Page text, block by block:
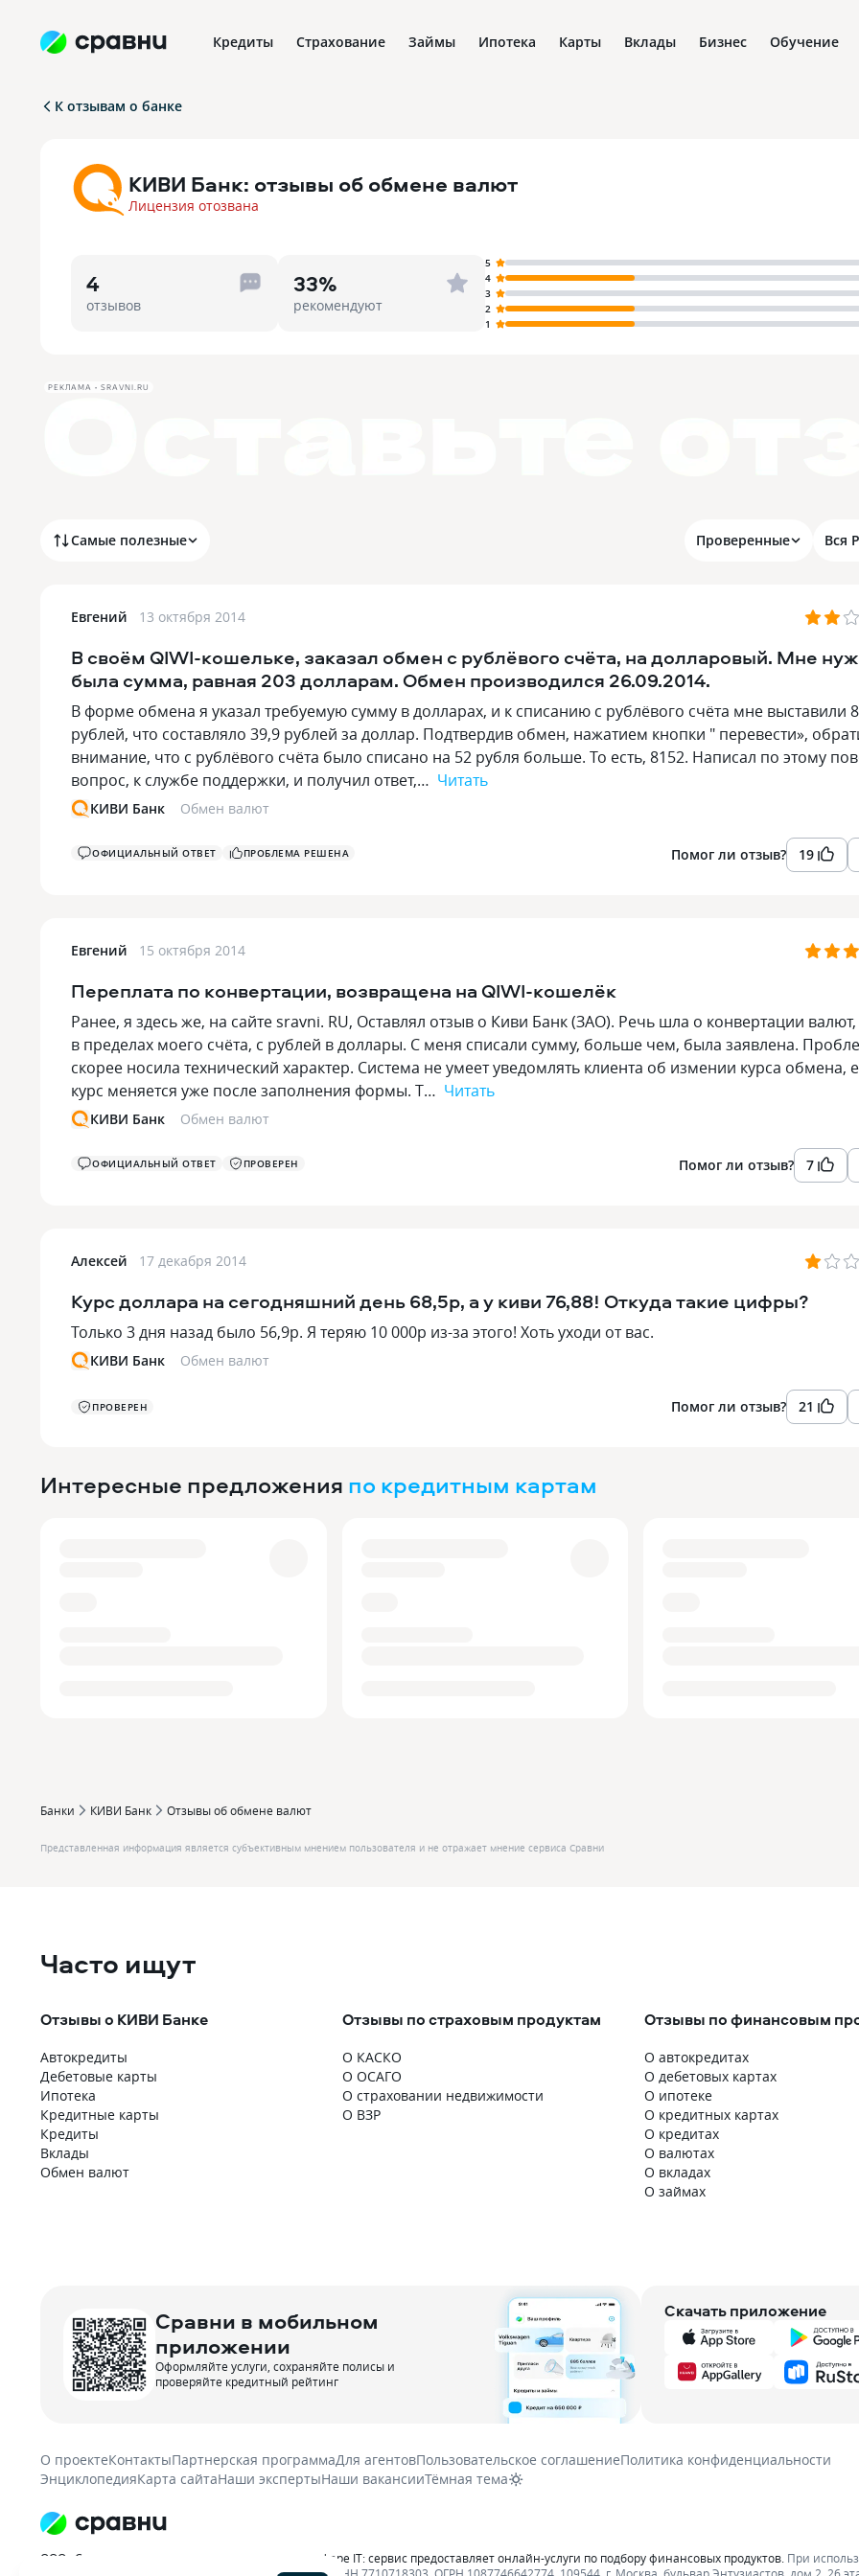
Кредиты Страхование Займы Ипотека Карты Вклады Бизнес Обучение
К отзывам о банке
КИВИ Банк: отзывы об обмене валют
Лицензия отозвана
4
отзывов
33%
рекомендуют
5
4
3
2
1
РЕКЛАМА • SRAVNI.RU
Самые полезные Проверенные Вся
Евгений 13 октября 2014
В своём QIWI-кошельке, заказал обмен с рублёвого счёта, на долларовый. Мне
была сумма, равная 203 долларам. Обмен производился 26.09.2014.
В форме обмена я указал требуемую сумму в долларах, и к списанию с рублёвого счёта мне выставили
рублей, что составляло 39,9 рублей за доллар. Подтвердив обмен, нажатием кнопки " перевести»,
внимание, что с рублёвого счёта было списано на 52 рубля больше. То есть, 8152. Написал по этому
вопрос, к службе поддержки, и получил ответ,… Читать
КИВИ Банк Обмен валют
ОФИЦИАЛЬНЫЙ ОТВЕТ ПРОБЛЕМА РЕШЕНА Помог ли отзыв? 19
Евгений 15 октября 2014
Переплата по конвертации, возвращена на QIWI-кошелёк
Ранее, я здесь же, на сайте sravni. RU, Оставлял отзыв о Киви Банк (ЗАО). Речь шла о конвертации валют,
в пределах моего счёта, с рублей в доллары. С меня списали сумму, больше чем, была заявлена.
скорее носила технический характер. Система не умеет уведомлять клиента об измении курса обмена,
курс меняется уже после заполнения формы. Т… Читать
КИВИ Банк Обмен валют
ОФИЦИАЛЬНЫЙ ОТВЕТ ПРОВЕРЕН Помог ли отзыв? 7
Алексей 17 декабря 2014
Курс доллара на сегодняшний день 68,5р, а у киви 76,88! Откуда такие цифры?
Только 3 дня назад было 56,9р. Я теряю 10 000р из-за этого! Хоть уходи от вас.
КИВИ Банк Обмен валют
ПРОВЕРЕН Помог ли отзыв? 21
Интересные предложения по кредитным картам
Банки КИВИ Банк Отзывы об обмене валют
Представленная информация является субъективным мнением пользователя и не отражает мнение сервиса Сравни
Часто ищут
Отзывы о КИВИ Банке
Автокредиты
Дебетовые карты
Ипотека
Кредитные карты
Кредиты
Вклады
Обмен валют
Отзывы по страховым продуктам
О КАСКО
О ОСАГО
О страховании недвижимости
О ВЗР
Отзывы по финансовым
О автокредитах
О дебетовых картах
О ипотеке
О кредитных картах
О кредитах
О валютах
О вкладах
О займах
Сравни в мобильном
приложении
Оформляйте услуги, сохраняйте полисы и
проверяйте кредитный рейтинг
Скачать приложение
О проектеКонтактыПартнерская программаДля агентовПользовательское соглашениеПолитика конфиденциальности
ЭнциклопедияКарта сайтаНаши экспертыНаши вакансииТёмная тема
ООО «Сравни.ру» осуществляет деятельность в сфере IT: сервис предоставляет онлайн-услуги по подбору финансовых продуктов. При